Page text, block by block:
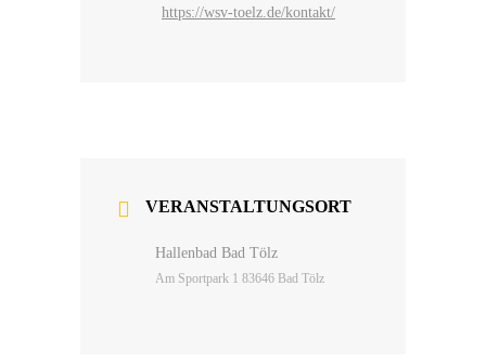
https://wsv-toelz.de/kontakt/
VERANSTALTUNGSORT
Hallenbad Bad Tölz
Am Sportpark 1 83646 Bad Tölz